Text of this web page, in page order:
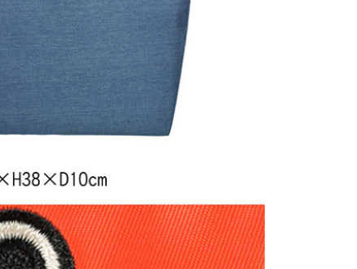
湖/金門/馬祖)-木棉花樂園專用
付款
Kadar Penghantaran